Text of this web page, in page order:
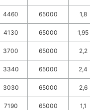
4460 65000 1,8
4130 65000 1,95
3700 65000 2,2
3340 65000 2,4
3030 65000 2,6
7190 65000 1,1